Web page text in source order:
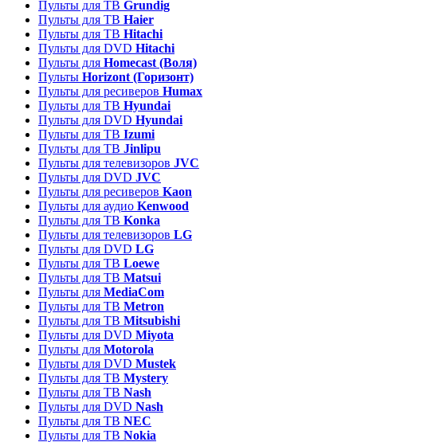
Пульты для ТВ Grundig
Пульты для ТВ Haier
Пульты для ТВ Hitachi
Пульты для DVD Hitachi
Пульты для Homecast (Воля)
Пульты Horizont (Горизонт)
Пульты для ресиверов Humax
Пульты для ТВ Hyundai
Пульты для DVD Hyundai
Пульты для ТВ Izumi
Пульты для ТВ Jinlipu
Пульты для телевизоров JVC
Пульты для DVD JVC
Пульты для ресиверов Kaon
Пульты для аудио Kenwood
Пульты для ТВ Konka
Пульты для телевизоров LG
Пульты для DVD LG
Пульты для ТВ Loewe
Пульты для ТВ Matsui
Пульты для MediaCom
Пульты для ТВ Metron
Пульты для TB Mitsubishi
Пульты для DVD Miyota
Пульты для Motorola
Пульты для DVD Mustek
Пульты для ТВ Mystery
Пульты для ТВ Nash
Пульты для DVD Nash
Пульты для ТВ NEC
Пульты для ТВ Nokia